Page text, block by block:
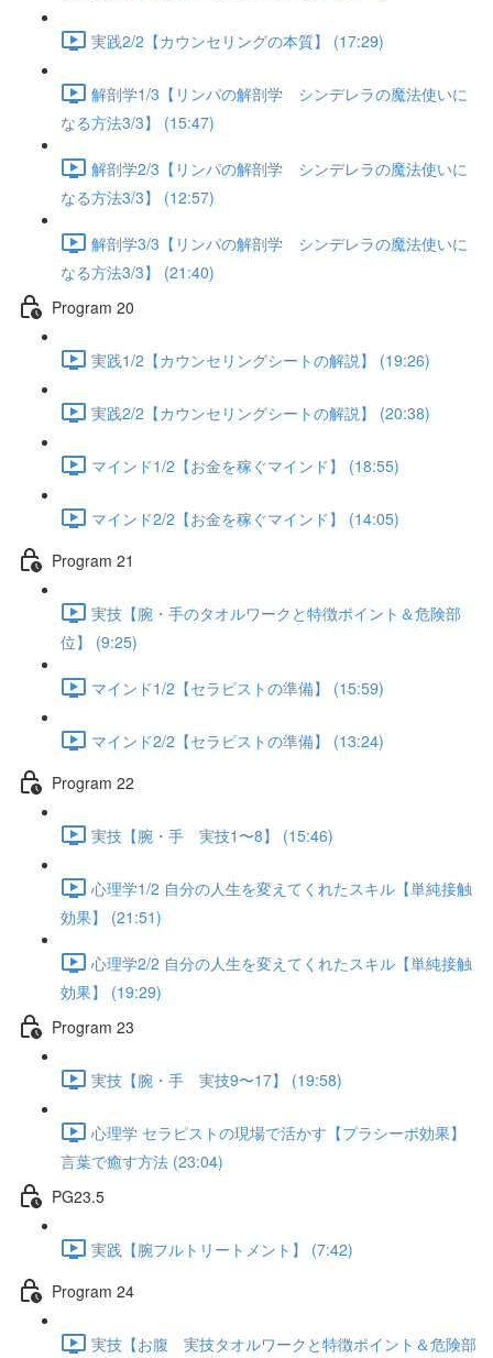
実践2/2【カウンセリングの本質】 (17:29)
解剖学1/3【リンパの解剖学 シンデレラの魔法使いに
なる方法3/3】 (15:47)
解剖学2/3【リンパの解剖学 シンデレラの魔法使いに
なる方法3/3】 (12:57)
解剖学3/3【リンパの解剖学 シンデレラの魔法使いに
なる方法3/3】 (21:40)
Program 20
実践1/2【カウンセリングシートの解説】 (19:26)
実践2/2【カウンセリングシートの解説】 (20:38)
マインド1/2【お金を稼ぐマインド】 (18:55)
マインド2/2【お金を稼ぐマインド】 (14:05)
Program 21
実技【腕・手のタオルワークと特徴ポイント＆危険部
位】 (9:25)
マインド1/2【セラピストの準備】 (15:59)
マインド2/2【セラピストの準備】 (13:24)
Program 22
実技【腕・手 実技1〜8】 (15:46)
心理学1/2 自分の人生を変えてくれたスキル【単純接触
効果】 (21:51)
心理学2/2 自分の人生を変えてくれたスキル【単純接触
効果】 (19:29)
Program 23
実技【腕・手 実技9〜17】 (19:58)
心理学 セラピストの現場で活かす【プラシーボ効果】
言葉で癒す方法 (23:04)
PG23.5
実践【腕フルトリートメント】 (7:42)
Program 24
実技【お腹 実技タオルワークと特徴ポイント＆危険部